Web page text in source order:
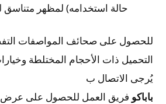
حالة استخدامه) لمظهر متناسق
للحصول على صحائف المواصفات
التحميل ذات الأحجام المختلطة
يُرجى الاتصال ب
باباكو فريق العمل للحصول على